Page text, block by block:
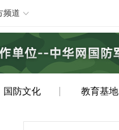
频道
国防文化 教育基地